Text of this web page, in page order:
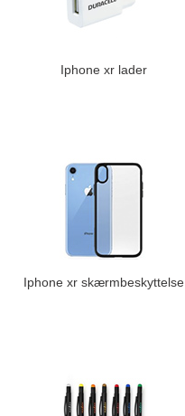
Iphone xr lader
Iphone xr skærmbeskyttelse